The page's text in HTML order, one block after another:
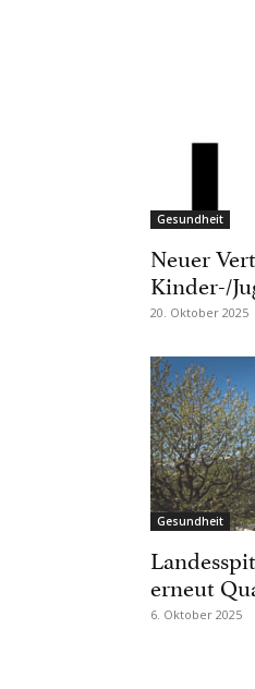
Gesundheit
Neuer
Kinder-/
20. Oktober 2025
Gesundheit
erneut
6. Oktober 2025